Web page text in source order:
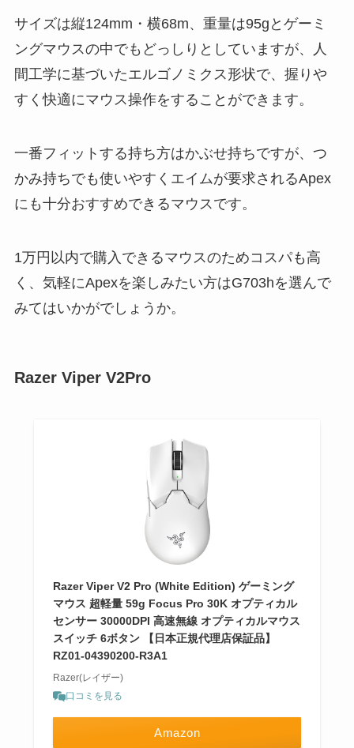
サイズは縦124mm・横68m、重量は95gとゲーミ
ングマウスの中でもどっしりとしていますが、人
間工学に基づいたエルゴノミクス形状で、握りや
すく快適にマウス操作をすることができます。
一番フィットする持ち方はかぶせ持ちですが、つ
かみ持ちでも使いやすくエイムが要求されるApex
にも十分おすすめできるマウスです。
1万円以内で購入できるマウスのためコスパも高
く、気軽にApexを楽しみたい方はG703hを選んで
みてはいかがでしょうか。
Razer Viper V2Pro
Razer Viper V2 Pro (White Edition) ゲーミング
マウス 超軽量 59g Focus Pro 30K オプティカル
センサー 30000DPI 高速無線 オプティカルマウス
スイッチ 6ボタン 【日本正規代理店保証品】
RZ01-04390200-R3A1
Razer(レイザー)
口コミを見る
Amazon